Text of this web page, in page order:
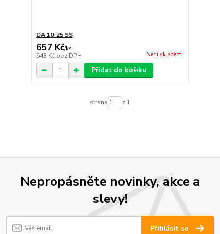
DA 10-25 SS
657 Kč/ks
543 Kč bez DPH Není skladem
Přidat do košíku
strana z 1
Nepropásněte novinky, akce a
slevy!
Přihlásit se